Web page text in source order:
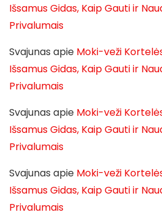
Išsamus Gidas, Kaip Gauti ir
Privalumais
Svajunas apie Moki-veži
Išsamus Gidas, Kaip Gauti ir
Privalumais
Svajunas apie Moki-veži
Išsamus Gidas, Kaip Gauti ir
Privalumais
Svajunas apie Moki-veži
Išsamus Gidas, Kaip Gauti ir
Privalumais